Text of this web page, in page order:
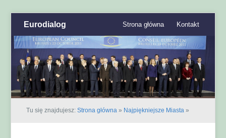
Eurodialog Strona główna Kontakt
Tu się znajdujesz:Strona główna » Najpiękniejsze Miasta »